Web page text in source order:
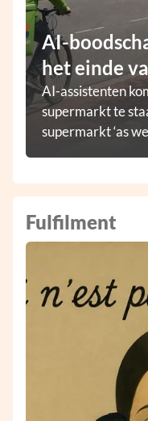
AI-
het einde
AI-assistenten
supermarkt te
supermarkt ‘as
Fulfilment